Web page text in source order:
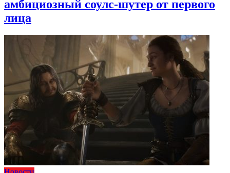
амбициозный соулс-шутер от первого
лица